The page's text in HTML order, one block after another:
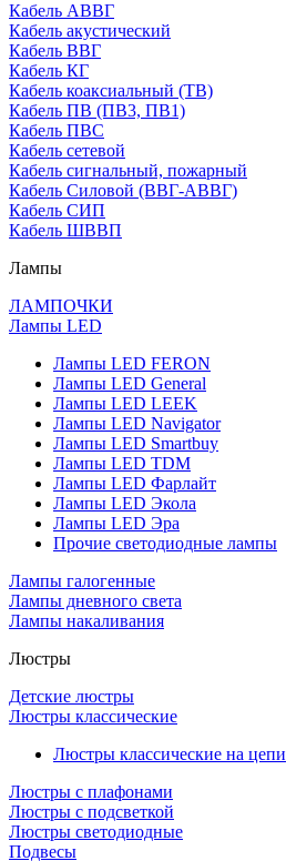
Кабель АВВГ
Кабель акустический
Кабель ВВГ
Кабель КГ
Кабель коаксиальный (ТВ)
Кабель ПВ (ПВ3, ПВ1)
Кабель ПВС
Кабель сетевой
Кабель сигнальный, пожарный
Кабель Силовой (ВВГ-АВВГ)
Кабель СИП
Кабель ШВВП
Лампы
ЛАМПОЧКИ
Лампы LED
Лампы LED FERON
Лампы LED General
Лампы LED LEEK
Лампы LED Navigator
Лампы LED Smartbuy
Лампы LED TDM
Лампы LED Фарлайт
Лампы LED Экола
Лампы LED Эра
Прочие светодиодные лампы
Лампы галогенные
Лампы дневного света
Лампы накаливания
Люстры
Детские люстры
Люстры классические
Люстры классические на цепи
Люстры с плафонами
Люстры с подсветкой
Люстры светодиодные
Подвесы